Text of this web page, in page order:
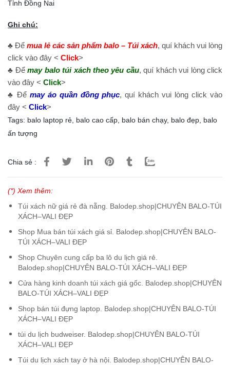
Tỉnh Đồng Nai
Ghi chú:
♣ Để mua lẻ các sản phẩm balo – Túi xách, quí khách vui lòng
click vào đây < Click>
♣ Đểmay balo túi xách theo yêu cầu, quí khách vui lòng click
vào đây < Click>
♣ Để may áo quần đồng phục, quí khách vui lòng click vào
đây < Click>
Tags: balo laptop rẻ balo cao cấp balo bán chạy, balo đẹp balo
ấn tượng
Chia sẻ :
(*) Xem thêm:
Túi xách nữ giá rẻ đà nẵng. Balodep.shop|CHUYÊN BALO-TÚI
XÁCH–VALI ĐẸP
Shop Mua bán túi xách giá sỉ. Balodep.shop|CHUYÊN BALO-
TÚI XÁCH–VALI ĐẸP
Shop Chuyên cung cấp ba lô du lịch giá rẻ.
Balodep.shop|CHUYÊN BALO-TÚI XÁCH–VALI ĐẸP
Cửa hàng kinh doanh túi xách giá gốc. Balodep.shop|CHUYÊN
BALO-TÚI XÁCH–VALI ĐẸP
Shop bán túi đựng laptop. Balodep.shop|CHUYÊN BALO-TÚI
XÁCH–VALI ĐẸP
túi du lịch budweiser. Balodep.shop|CHUYÊN BALO-TÚI
XÁCH–VALI ĐẸP
Túi du lịch xách tay ở hà nội. Balodep.shop|CHUYÊN BALO-